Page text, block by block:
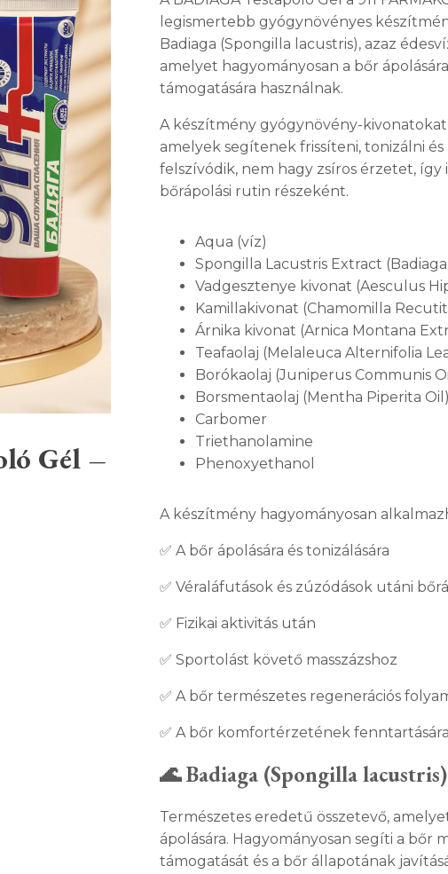
RENDSZER
Gél –
legismertebb gyógynövényes
Badiaga (Spongilla lacustris), azaz
amelyet hagyományosan a bőr
támogatására használnak.
A készítmény gyógynövény-
amelyek segítenek frissíteni, tonizálni
felszívódik, nem hagy zsíros érzetet, így
bőrápolási rutin részeként.
Aqua (víz)
Spongilla Lacustris Extract
Vadgesztenye kivonat (Aesculus
Kamillakivonat (Chamomilla
Árnika kivonat (Arnica Montana
Teafaolaj (Melaleuca Alternifolia
Borókaolaj (Juniperus Communis
Borsmentaolaj (Mentha Piperita Oil)
Carbomer
Triethanolamine
Phenoxyethanol
A készítmény hagyományosan
✅ A bőr ápolására és tonizálására
✅ Véraláfutások és zúzódások utáni
✅ Fizikai aktivitás után
✅ Sportolást követő masszázshoz
✅ A bőr természetes regenerációs
✅ A bőr komfortérzetének fenntartására
🌊 Badiaga (Spongilla lacustris)
Természetes eredetű összetevő,
ápolására. Hagyományosan segíti a bőr
támogatását és a bőr állapotának